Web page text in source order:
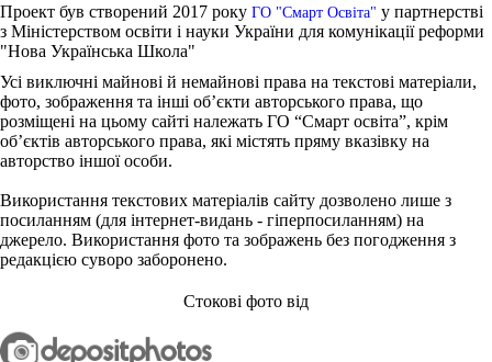
Проект був створений 2017 року ГО "Смарт Освіта" у партнерстві
з Міністерством освіти і науки України для комунікації реформи
"Нова Українська Школа"
Усі виключні майнові й немайнові права на текстові матеріали,
фото, зображення та інші об’єкти авторського права, що
розміщені на цьому сайті належать ГО “Смарт освіта”, крім
об’єктів авторського права, які містять пряму вказівку на
авторство іншої особи.
Використання текстових матеріалів сайту дозволено лише з
посиланням (для інтернет-видань - гіперпосиланням) на
джерело. Використання фото та зображень без погодження з
редакцією суворо заборонено.
Стокові фото від